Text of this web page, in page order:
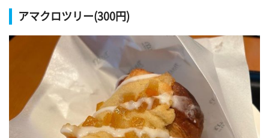
アマクロツリー(300円)